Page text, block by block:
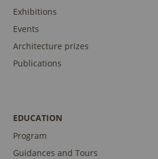
Exhibitions
Events
Architecture prizes
Publications
EDUCATION
Program
Guidances and Tours